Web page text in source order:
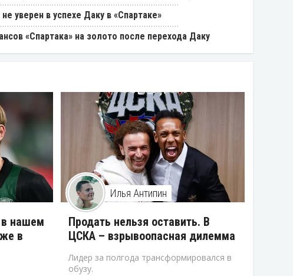
уверен в успехе Даку в «Спартаке»
«Спартака» на золото после перехода Даку
в нашем
в
Илья Антипин
Продать нельзя оставить. В
ЦСКА – взрывоопасная дилемма
Лидер за полгода трансформировался в
обузу.